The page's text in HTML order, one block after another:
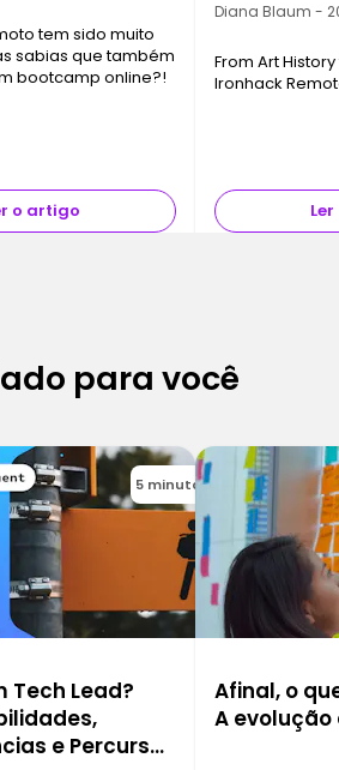
tem sido muito
sabias que também
bootcamp online?!
o artigo
Diana Blaum -
From Art
Ironhack
para você
5 minutos
Tech Lead?
e Percurso
Afinal, o
A evolução